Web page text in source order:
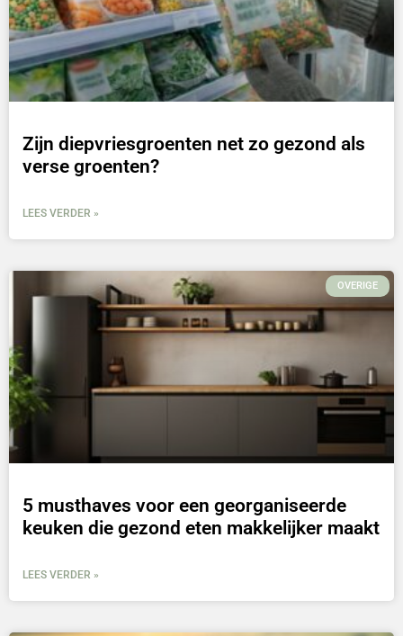
Zijn diepvriesgroenten net zo gezond als
verse groenten?
LEES VERDER »
OVERIGE
5 musthaves voor een georganiseerde
keuken die gezond eten makkelijker maakt
LEES VERDER »